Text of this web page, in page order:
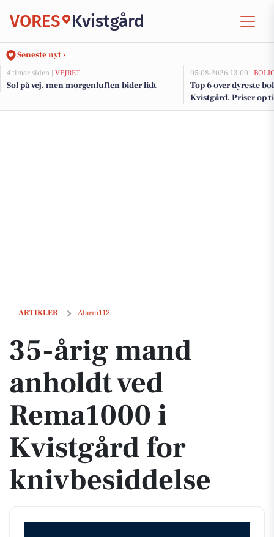
VORES Kvistgård
Seneste nyt ›
4 timer siden | VEJRET
Sol på vej, men morgenluften bider lidt
05-08-2026 13:00 |
Top 6 over dyreste
Kvistgård. Priser op
ARTIKLER Alarm112
35-årig mand anholdt ved Rema1000 i Kvistgård for knivbesiddelse
35-årig mand
anholdt ved
Rema1000 i
Kvistgård for
knivbesiddelse